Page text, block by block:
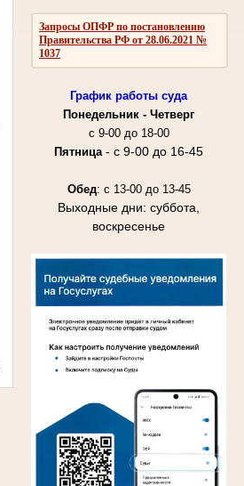
Запросы ОПФР по постановлению
Правительства РФ от 28.06.2021 №
1037
График работы суда
Понедельник - Четверг
с 9-00 до 18-00
Пятница - с 9-00 до 16-45
Обед: с 13-00 до 13-45
Выходные дни: суббота,
воскресенье